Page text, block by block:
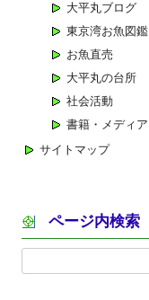
大平丸ブログ
東京湾お魚図鑑
お魚直売
大平丸の台所
社会活動
書籍・メディア
サイトマップ
ページ内検索